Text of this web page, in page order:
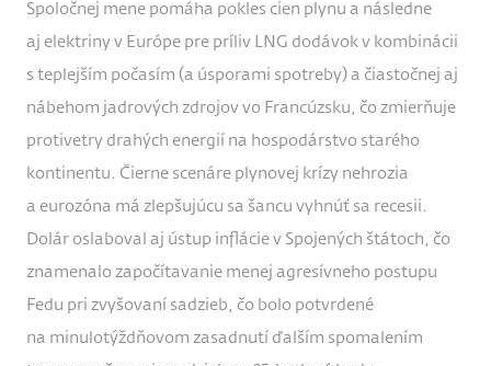
Spoločnej mene pomáha pokles cien plynu a následne
aj elektriny v Európe pre príliv LNG dodávok v kombinácii
s teplejším počasím (a úsporami spotreby) a čiastočnej aj
nábehom jadrových zdrojov vo Francúzsku, čo zmierňuje
protivetry drahých energií na hospodárstvo starého
kontinentu. Čierne scenáre plynovej krízy nehrozia
a eurozóna má zlepšujúcu sa šancu vyhnúť sa recesii.
Dolár oslaboval aj ústup inflácie v Spojených štátoch, čo
znamenalo započítavanie menej agresívneho postupu
Fedu pri zvyšovaní sadzieb, čo bolo potvrdené
na minulotýždňovom zasadnutí ďalším spomalením